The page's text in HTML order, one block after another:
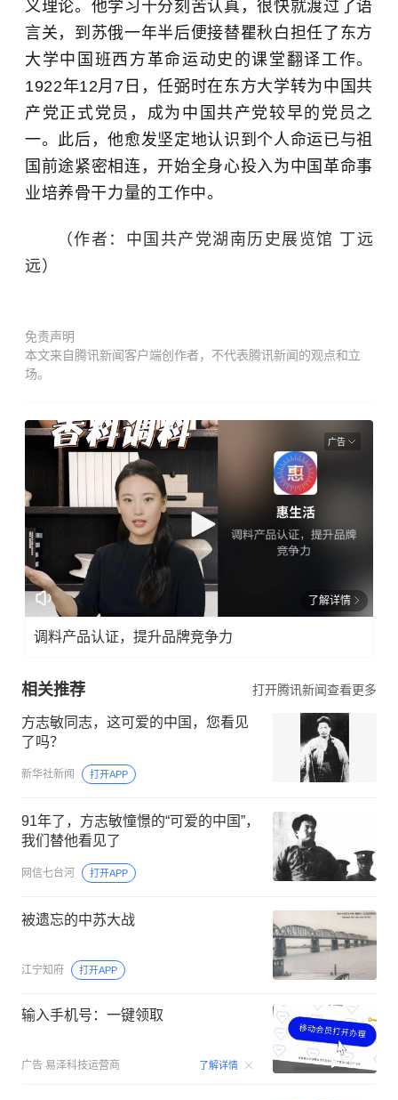
义理论。他学习十分刻苦认真，很快就渡过了语
言关，到苏俄一年半后便接替瞿秋白担任了东方
大学中国班西方革命运动史的课堂翻译工作。
1922年12月7日 ，任弼时在东方大学转为中国共
产党正式党员，成为中国共产党较早的党员之
一。 此后，他愈发坚定地认识到个人命运已与祖
国前途紧密相连，开始全身心投入为中国革命事
业培养骨干力量的工作中。
（作者： 中国共产党湖南历史展览馆 丁远
远 ）
免责声明
本文来自腾讯新闻客户端创作者，不代表腾讯新闻的观点和立
场。
广告
了解详情
调料产品认证，提升品牌竞争力
相关推荐 打开腾讯新闻查看更多
方志敏同志，这可爱的中国，您看见
了吗？
新华社新闻 打开APP
91年了，方志敏憧憬的“可爱的中国”，
我们替他看见了
网信七台河 打开APP
被遗忘的中苏大战
江宁知府 打开APP
输入手机号：一键领取
广告 易泽科技运营商 了解详情 00:15